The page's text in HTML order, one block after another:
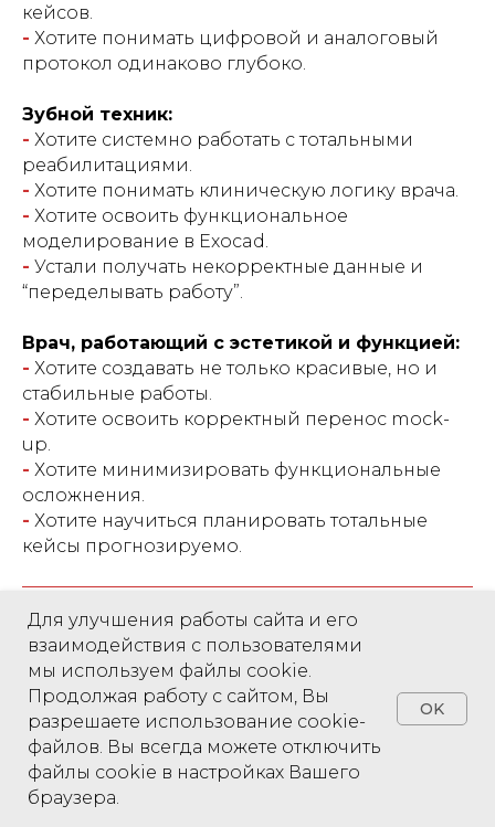
кейсов.
- Хотите понимать цифровой и аналоговый
протокол одинаково глубоко.
Зубной техник:
- Хотите системно работать с тотальными
реабилитациями.
- Хотите понимать клиническую логику врача.
- Хотите освоить функциональное
моделирование в Exocad.
- Устали получать некорректные данные и
“переделывать работу”.
Врач, работающий с эстетикой и функцией:
- Хотите создавать не только красивые, но и
стабильные работы.
- Хотите освоить корректный перенос mock-
up.
- Хотите минимизировать функциональные
осложнения.
- Хотите научиться планировать тотальные
кейсы прогнозируемо.
Этот курс для вас, если:
После курса вы сможете:
Что вы получите на курсе:
В чем уникальность курса:
Для улучшения работы сайта и его
взаимодействия с пользователями
мы используем файлы cookie.
Продолжая работу с сайтом, Вы
разрешаете использование cookie-
файлов. Вы всегда можете отключить
файлы cookie в настройках Вашего
браузера.
OK